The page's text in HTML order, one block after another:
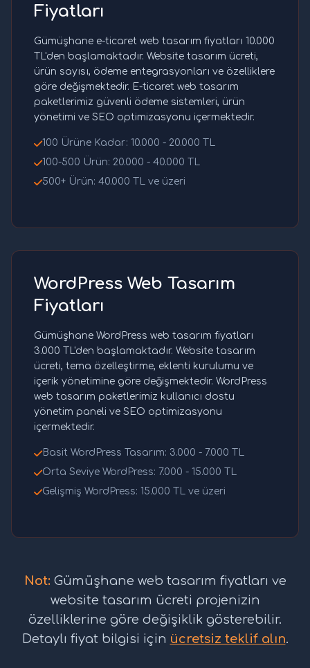
Fiyatları
Gümüşhane e-ticaret web tasarım fiyatları 10.000
TL'den başlamaktadır. Website tasarım ücreti,
ürün sayısı, ödeme entegrasyonları ve özelliklere
göre değişmektedir. E-ticaret web tasarım
paketlerimiz güvenli ödeme sistemleri, ürün
yönetimi ve SEO optimizasyonu içermektedir.
100 Ürüne Kadar: 10.000 - 20.000 TL
100-500 Ürün: 20.000 - 40.000 TL
500+ Ürün: 40.000 TL ve üzeri
WordPress Web Tasarım
Fiyatları
Gümüşhane WordPress web tasarım fiyatları
3.000 TL'den başlamaktadır. Website tasarım
ücreti, tema özelleştirme, eklenti kurulumu ve
içerik yönetimine göre değişmektedir. WordPress
web tasarım paketlerimiz kullanıcı dostu
yönetim paneli ve SEO optimizasyonu
içermektedir.
Basit WordPress Tasarım: 3.000 - 7.000 TL
Orta Seviye WordPress: 7.000 - 15.000 TL
Gelişmiş WordPress: 15.000 TL ve üzeri
Not:Gümüşhane web tasarım fiyatları ve
website tasarım ücreti projenizin
özelliklerine göre değişiklik gösterebilir.
Detaylı fiyat bilgisi için ücretsiz teklif alın.